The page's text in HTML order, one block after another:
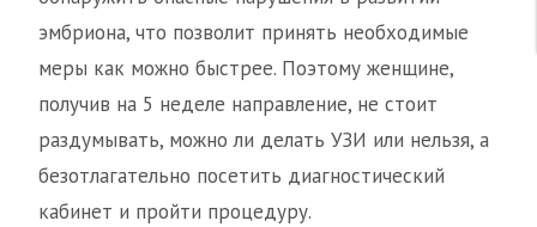
эмбриона, что позволит принять необходимые
меры как можно быстрее. Поэтому женщине,
получив на 5 неделе направление, не стоит
раздумывать, можно ли делать УЗИ или нельзя, а
безотлагательно посетить диагностический
кабинет и пройти процедуру.